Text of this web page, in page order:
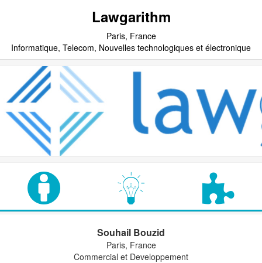
Lawgarithm
Paris, France
Informatique, Telecom, Nouvelles technologiques et électronique
Souhail Bouzid
Paris, France
Commercial et Developpement